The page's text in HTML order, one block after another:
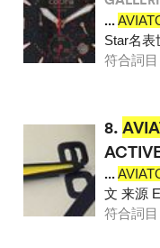
...
Star名表
符合詞
8.
...
文 来源
符合詞